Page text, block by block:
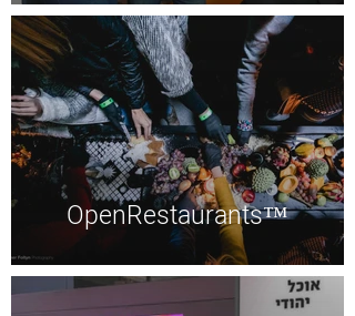
OpenRestaurants™